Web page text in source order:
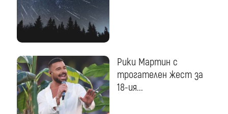
Рики Мартин с
трогателен жест за
18-ия...